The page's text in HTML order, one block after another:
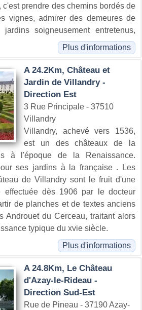
c'est prendre des chemins bordés de
vignes, admirer des demeures de
soigneusement entretenus,
Plus d'informations
A 24.2Km, Château et
Jardin de Villandry -
Direction Est
3 Rue Principale - 37510
Villandry
Villandry, achevé vers 1536,
est un des châteaux de la
à l'époque de la Renaissance.
ses jardins à la française . Les
de Villandry sont le fruit d'une
effectuée dès 1906 par le docteur
de planches et de textes anciens
Androuet du Cerceau, traitant alors
typique du xvie siècle.
Plus d'informations
A 24.8Km, Le Château
d'Azay-le-Rideau -
Direction Sud-Est
Rue de Pineau - 37190 Azay-